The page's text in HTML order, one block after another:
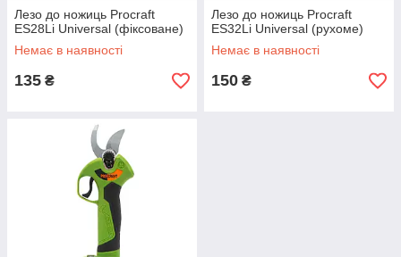
Лезо до ножиць Procraft
ES28Li Universal (фіксоване)
Немає в наявності
135 ₴
Лезо до ножиць Procraft
ES32Li Universal (рухоме)
Немає в наявності
150 ₴